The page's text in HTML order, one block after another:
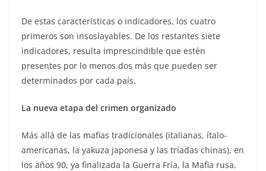
De estas características o indicadores, los cuatro
primeros son insoslayables. De los restantes siete
indicadores, resulta imprescindible que estén
presentes por lo menos dos más que pueden ser
determinados por cada país.
La nueva etapa del crimen organizado
Más allá de las mafias tradicionales (italianas, ítalo-
americanas, la yakuza japonesa y las tríadas chinas), en
los años 90, ya finalizada la Guerra Fría, la Mafia rusa,